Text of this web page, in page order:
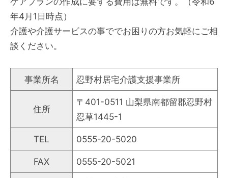
年4月1日時点）
介護や介護サービスの事ででお困りの方お気軽にご相
談ください。
事業所名 忍野村居宅介護支援事業所
住所
〒401-0511 山梨県南都留郡忍野村
忍草1445-1
TEL 0555-20-5020
FAX 0555-20-5021